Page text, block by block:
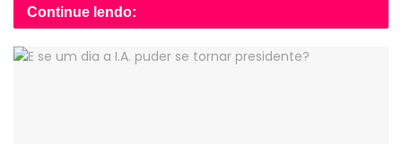
Continue lendo: